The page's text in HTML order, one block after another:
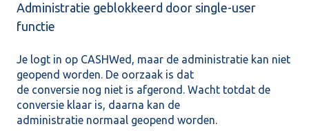
Administratie geblokkeerd door single-user
functie
Je logt in op CASHWed, maar de administratie kan niet
geopend worden. De oorzaak is dat
de conversie nog niet is afgerond. Wacht totdat de
conversie klaar is, daarna kan de
administratie normaal geopend worden.